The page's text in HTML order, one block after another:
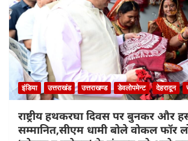
इंडिया उत्तराखंड उत्तराखण्ड डेवलोपमेन्ट देहरादून
राष्ट्रीय हथकरघा दिवस पर बुनकर और
सम्मानित,सीएम धामी बोले वोकल फॉर